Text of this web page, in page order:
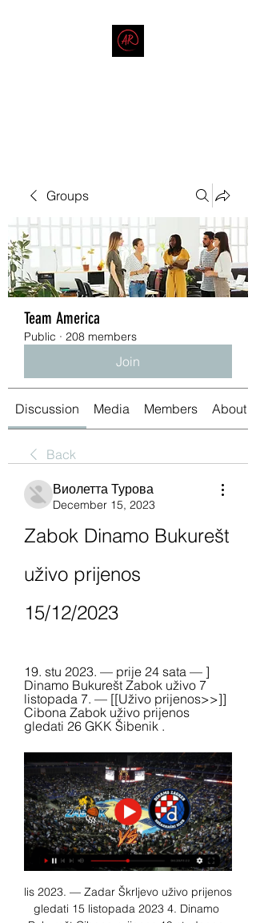
Groups
Team America
Public · 208 members
Join
Discussion Media Members About
Back
Виолетта Турова
December 15, 2023
Zabok Dinamo Bukurešt
uživo prijenos
15/12/2023
19. stu 2023. — prije 24 sata — ]
Dinamo Bukurešt Zabok uživo 7
listopada 7. — [[Uživo prijenos>>]]
Cibona Zabok uživo prijenos
gledati 26 GKK Šibenik .
lis 2023. — Zadar Škrljevo uživo prijenos
gledati 15 listopada 2023 4. Dinamo